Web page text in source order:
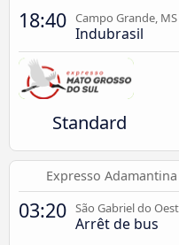
18:40 Campo Grande, MS
Indubrasil
Standard
Expresso Adamantina
03:20 São Gabriel do
Arrêt de bus